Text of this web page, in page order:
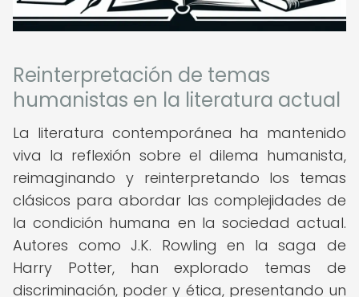
Reinterpretación de temas
humanistas en la literatura actual
La literatura contemporánea ha mantenido
viva la reflexión sobre el dilema humanista,
reimaginando y reinterpretando los temas
clásicos para abordar las complejidades de
la condición humana en la sociedad actual.
Autores como J.K. Rowling en la saga de
Harry Potter, han explorado temas de
discriminación, poder y ética, presentando un